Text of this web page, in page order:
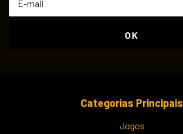
Categorias Principais
Jogos